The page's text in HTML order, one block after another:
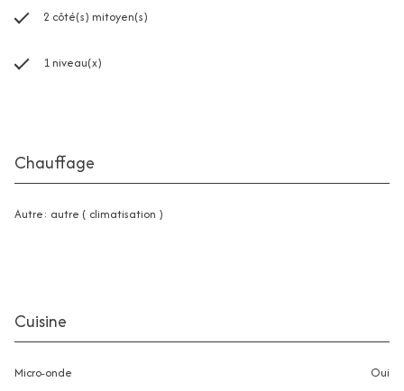
2 côté(s) mitoyen(s)
1 niveau(x)
Chauffage
autre: autre ( climatisation )
Cuisine
Micro-onde oui